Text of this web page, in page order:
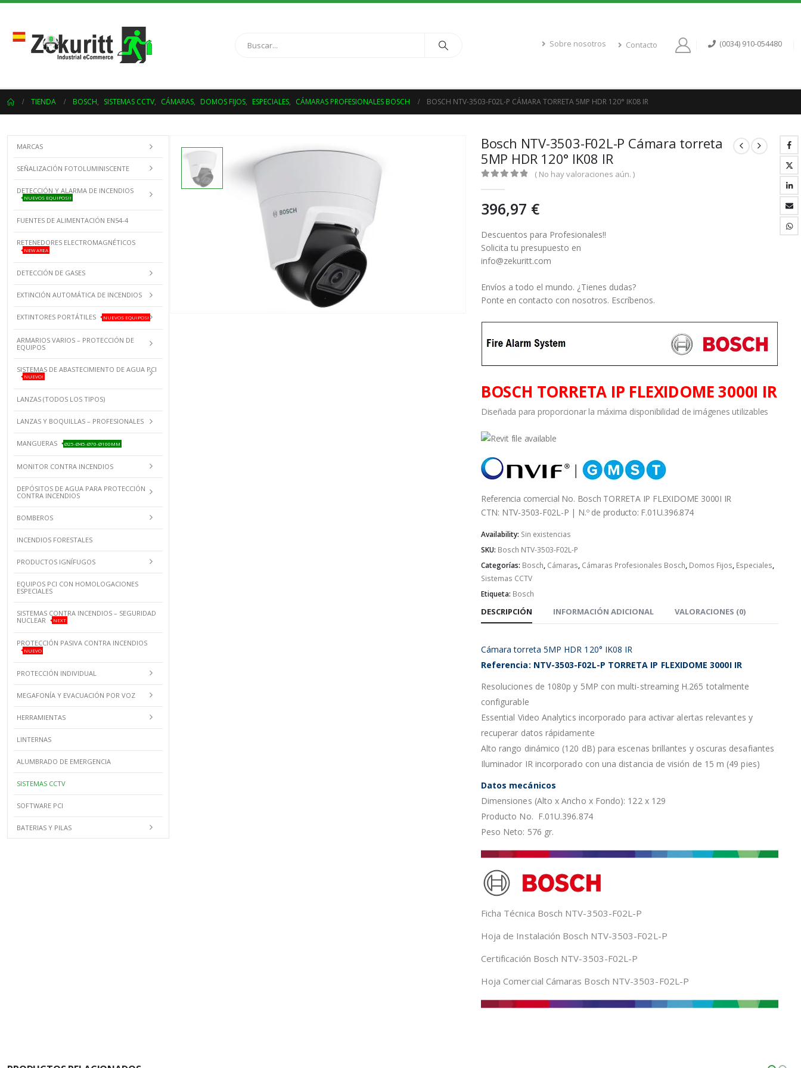
Sobre nosotros Contacto (0034) 910-054480
TIENDA BOSCH, SISTEMAS CCTV, CÁMARAS, DOMOS FIJOS, ESPECIALES, CÁMARAS PROFESIONALES BOSCH BOSCH NTV-3503-F02L-P CÁMARA TORRETA 5MP HDR 120° IK08 IR
Bosch NTV-3503-F02L-P Cámara torreta
5MP HDR 120° IK08 IR
( No hay valoraciones aún. )
396,97 €
Descuentos para Profesionales!!
Solicita tu presupuesto en
info@zekuritt.com
Envíos a todo el mundo. ¿Tienes dudas?
Ponte en contacto con nosotros. Escríbenos.
BOSCH TORRETA IP FLEXIDOME 3000I IR
Diseñada para proporcionar la máxima disponibilidad de imágenes utilizables
Referencia comercial No. Bosch TORRETA IP FLEXIDOME 3000I IR
CTN: NTV-3503-F02L-P | N.º de producto: F.01U.396.874
Availability: Sin existencias
SKU: Bosch NTV-3503-F02L-P
Categorías: Bosch, Cámaras, Cámaras Profesionales Bosch, Domos Fijos, Especiales,
Sistemas CCTV
Etiqueta: Bosch
DESCRIPCIÓN INFORMACIÓN ADICIONAL VALORACIONES (0)
Cámara torreta 5MP HDR 120° IK08 IR
Referencia: NTV-3503-F02L-P TORRETA IP FLEXIDOME 3000I IR
Resoluciones de 1080p y 5MP con multi-streaming H.265 totalmente
configurable
Essential Video Analytics incorporado para activar alertas relevantes y
recuperar datos rápidamente
Alto rango dinámico (120 dB) para escenas brillantes y oscuras desafiantes
Iluminador IR incorporado con una distancia de visión de 15 m (49 pies)
Datos mecánicos
Dimensiones (Alto x Ancho x Fondo): 122 x 129
Producto No. F.01U.396.874
Peso Neto: 576 gr.
Ficha Técnica Bosch NTV-3503-F02L-P
Hoja de Instalación Bosch NTV-3503-F02L-P
Certificación Bosch NTV-3503-F02L-P
Hoja Comercial Cámaras Bosch NTV-3503-F02L-P
MARCAS
SEÑALIZACIÓN FOTOLUMINISCENTE
DETECCIÓN Y ALARMA DE INCENDIOS
NUEVOS EQUIPOS!!
FUENTES DE ALIMENTACIÓN EN54-4
RETENEDORES ELECTROMAGNÉTICOS
NEW AREA
DETECCIÓN DE GASES
EXTINCIÓN AUTOMÁTICA DE INCENDIOS
EXTINTORES PORTÁTILES NUEVOS EQUIPOS!
ARMARIOS VARIOS – PROTECCIÓN DE
EQUIPOS
SISTEMAS DE ABASTECIMIENTO DE AGUA PCI
NUEVO!
LANZAS (TODOS LOS TIPOS)
LANZAS Y BOQUILLAS – PROFESIONALES
MANGUERAS Ø25-Ø45-Ø70-Ø100MM
MONITOR CONTRA INCENDIOS
DEPÓSITOS DE AGUA PARA PROTECCIÓN
CONTRA INCENDIOS
BOMBEROS
INCENDIOS FORESTALES
PRODUCTOS IGNÍFUGOS
EQUIPOS PCI CON HOMOLOGACIONES
ESPECIALES
SISTEMAS CONTRA INCENDIOS – SEGURIDAD
NUCLEAR
NEXT
PROTECCIÓN PASIVA CONTRA INCENDIOS
NUEVO
PROTECCIÓN INDIVIDUAL
MEGAFONÍA Y EVACUACIÓN POR VOZ
HERRAMIENTAS
LINTERNAS
ALUMBRADO DE EMERGENCIA
SISTEMAS CCTV
SOFTWARE PCI
BATERIAS Y PILAS